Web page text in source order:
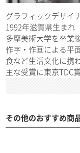
グラフィックデザイ
1992年滋賀県生まれ
多摩美術大学を卒業
作字・作画による平
食など生活文化に携
主な受賞に東京TDC
その他のおすすめ商